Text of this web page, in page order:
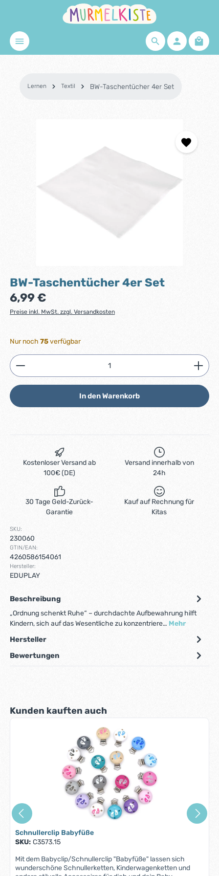
Zum Hauptinhalt springen
Lernen Textil BW-Taschentücher 4er Set
BW-Taschentücher 4er Set
Regulärer Preis:
6,99 €
Preise inkl. MwSt. zzgl. Versandkosten
Nur noch 75verfügbar
Produkt Anzahl: Gib den gewünschten Wert ein
In den Warenkorb
Kostenloser Versand ab
100€ (DE)
Versand innerhalb von
24h
30 Tage Geld-Zurück-
Garantie
Kauf auf Rechnung für
Kitas
SKU:
230060
GTIN/EAN:
4260586154061
Hersteller:
EDUPLAY
Beschreibung
„Ordnung schenkt Ruhe“ – durchdachte Aufbewahrung hilft
Kindern, sich auf das Wesentliche zu konzentriere… Mehr
Hersteller
Bewertungen
Produktgalerie überspringen
Kunden kauften auch
Schnullerclip Babyfüße
SKU: C3573.15
Mit dem Babyclip/Schnullerclip "Babyfüße" lassen sich
wunderschöne Schnullerketten, Kinderwagenketten und